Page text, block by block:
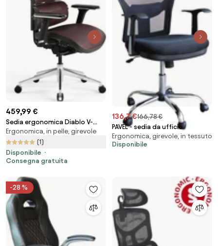
459,99 €
Sedia ergonomica Diablo V-
Commander: Nero e Bordeaux
Ergonomica, in pelle, girevole
(1)
Disponibile
Consegna gratuita
136,7 €166,78 €
PAVEL - sedia da ufficio
Ergonomica, girevole, in tessuto
Disponibile
-28 %